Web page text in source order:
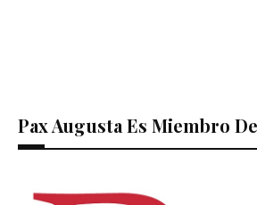
Pax Augusta Es Miembro